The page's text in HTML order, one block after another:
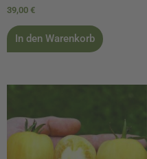
39,00 €
In den Warenkorb